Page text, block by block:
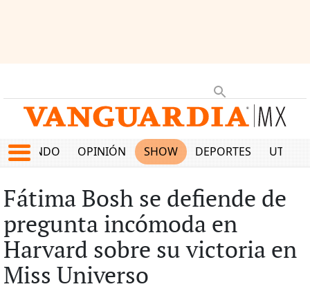
MUNDO OPINIÓN SHOW DEPORTES
Fátima Bosh se defiende de
pregunta incómoda en
Harvard sobre su victoria en
Miss Universo